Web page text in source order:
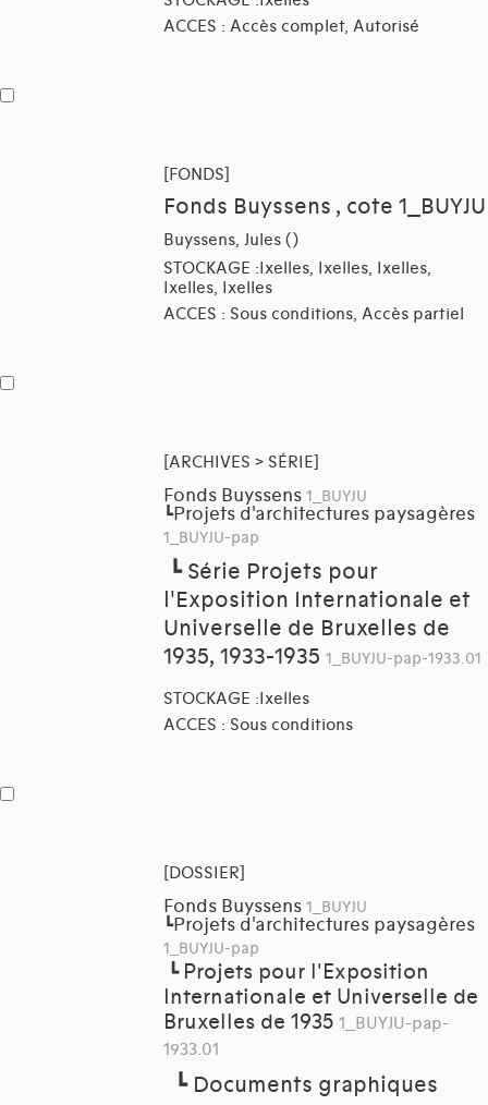
ACCES : Accès complet, Autorisé
[FONDS]
Fonds Buyssens , cote 1_BUYJU
Buyssens, Jules ()
STOCKAGE :Ixelles, Ixelles, Ixelles,
Ixelles, Ixelles
ACCES : Sous conditions, Accès partiel
[ARCHIVES > SÉRIE]
Fonds Buyssens 1_BUYJU
┗Projets d'architectures paysagères
1_BUYJU-pap
┗ Série Projets pour
l'Exposition Internationale et
Universelle de Bruxelles de
1935, 1933-1935 1_BUYJU-pap-1933.01
STOCKAGE :Ixelles
ACCES : Sous conditions
[DOSSIER]
Fonds Buyssens 1_BUYJU
┗Projets d'architectures paysagères
1_BUYJU-pap
┗ Projets pour l'Exposition
Internationale et Universelle de
Bruxelles de 1935 1_BUYJU-pap-
1933.01
┗Documents graphiques